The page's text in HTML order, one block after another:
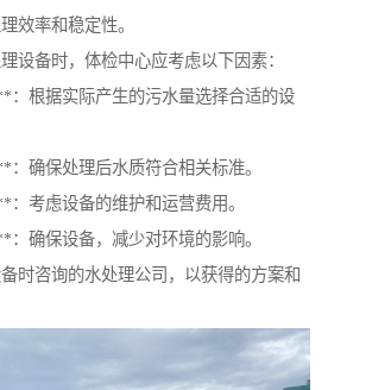
效率和稳定性。
设备时，体检中心应考虑以下因素：
：根据实际产生的污水量选择合适的设
确保处理后水质符合相关标准。
考虑设备的维护和运营费用。
确保设备，减少对环境的影响。
时咨询的水处理公司，以获得的方案和